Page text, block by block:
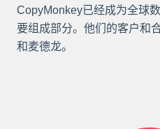
CopyMonkey已经成为全球
要组成部分。他们的客户和
和麦德龙。